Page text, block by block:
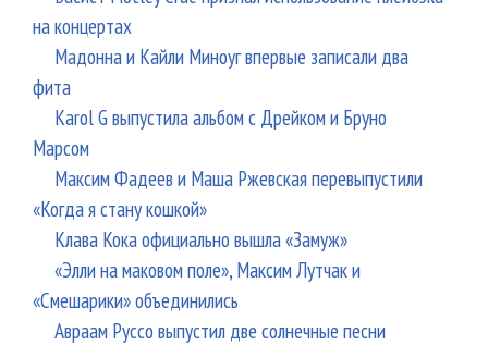
на концертах
Мадонна и Кайли Миноуг впервые записали два
фита
Karol G выпустила альбом с Дрейком и Бруно
Марсом
Максим Фадеев и Маша Ржевская перевыпустили
«Когда я стану кошкой»
Клава Кока официально вышла «Замуж»
«Элли на маковом поле», Максим Лутчак и
«Смешарики» объединились
Авраам Руссо выпустил две солнечные песни